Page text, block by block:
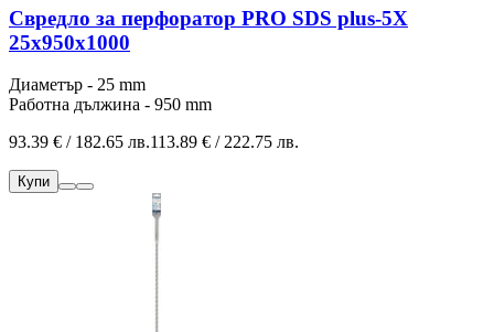
Свредло за перфоратор PRO SDS plus-5X
25x950x1000
Диаметър - 25 mm
Работна дължина - 950 mm
93.39 € / 182.65 лв.113.89 € / 222.75 лв.
Купи